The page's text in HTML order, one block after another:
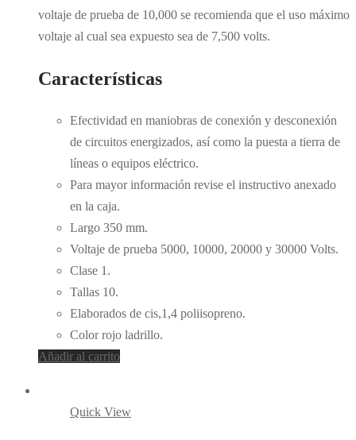
voltaje de prueba de 10,000 se recomienda que el uso máximo
voltaje al cual sea expuesto sea de 7,500 volts.
Características
Efectividad en maniobras de conexión y desconexión
de circuitos energizados, así como la puesta a tierra de
líneas o equipos eléctrico.
Para mayor información revise el instructivo anexado
en la caja.
Largo 350 mm.
Voltaje de prueba 5000, 10000, 20000 y 30000 Volts.
Clase 1.
Tallas 10.
Elaborados de cis,1,4 poliisopreno.
Color rojo ladrillo.
Añadir al carrito
Quick View